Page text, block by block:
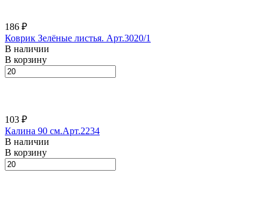
186 ₽
Коврик Зелёные листья. Арт.3020/1
В наличии
В корзину
103 ₽
Калина 90 см.Арт.2234
В наличии
В корзину